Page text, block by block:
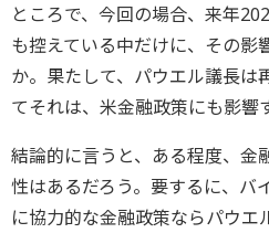
ところで、今回の場合、来年
も控えている中だけに、その影
か。果たして、パウエル議長は
てそれは、米金融政策にも影響
結論的に言うと、ある程度、金
性はあるだろう。要するに、バ
に協力的な金融政策ならパウエ